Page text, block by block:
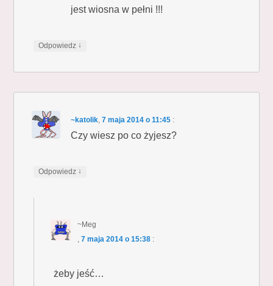
jest wiosna w pełni !!!
Odpowiedz ↓
~katolik,7 maja 2014 o 11:45 :
Czy wiesz po co żyjesz?
Odpowiedz ↓
~Meg
, 7 maja 2014 o 15:38 :
żeby jeść…